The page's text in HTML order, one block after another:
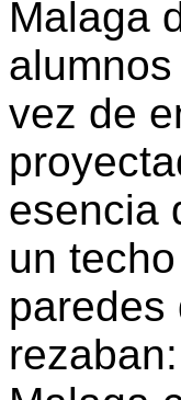
Malaga
vez de
esencia
un
paredes